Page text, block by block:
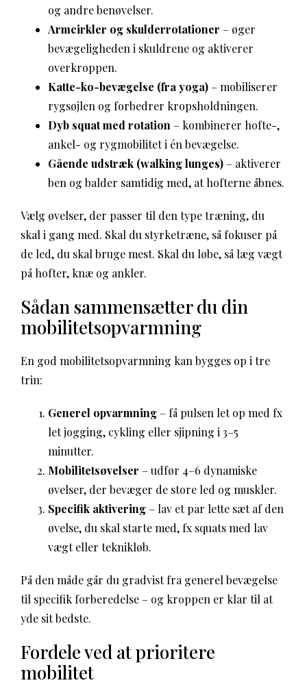
og andre benøvelser.
Armcirkler og skulderrotationer – øger
bevægeligheden i skuldrene og aktiverer
overkroppen.
Katte-ko-bevægelse (fra yoga) – mobiliserer
rygsøjlen og forbedrer kropsholdningen.
Dyb squat med rotation – kombinerer hofte-,
ankel- og rygmobilitet i én bevægelse.
Gående udstræk (walking lunges) – aktiverer
ben og balder samtidig med, at hofterne åbnes.
Vælg øvelser, der passer til den type træning, du
skal i gang med. Skal du styrketræne, så fokuser på
de led, du skal bruge mest. Skal du løbe, så læg vægt
på hofter, knæ og ankler.
Sådan sammensætter du din
mobilitetsopvarmning
En god mobilitetsopvarmning kan bygges op i tre
trin:
Generel opvarmning – få pulsen let op med fx
let jogging, cykling eller sjipning i 3–5
minutter.
Mobilitetsøvelser – udfør 4–6 dynamiske
øvelser, der bevæger de store led og muskler.
Specifik aktivering – lav et par lette sæt af den
øvelse, du skal starte med, fx squats med lav
vægt eller teknikløb.
På den måde går du gradvist fra generel bevægelse
til specifik forberedelse – og kroppen er klar til at
yde sit bedste.
Fordele ved at prioritere
mobilitet